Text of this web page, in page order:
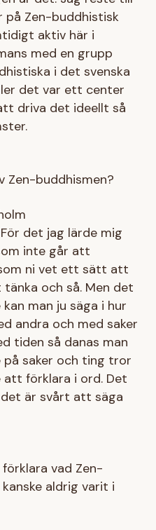
på Zen-buddhistisk
aktiv här i
med en grupp
i det svenska
det var ett center
driva det ideellt så
Zen-buddhismen?
det jag lärde mig
inte går att
ni vet ett sätt att
och så. Men det
man ju säga i hur
andra och med saker
tiden så danas man
saker och ting tror
att förklara i ord. Det
det är svårt att säga
förklara vad Zen-
aldrig varit i